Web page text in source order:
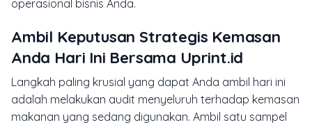
operasional bisnis Anda.
Ambil Keputusan Strategis Kemasan
Anda Hari Ini Bersama Uprint.id
Langkah paling krusial yang dapat Anda ambil hari ini
adalah melakukan audit menyeluruh terhadap kemasan
makanan yang sedang digunakan. Ambil satu sampel